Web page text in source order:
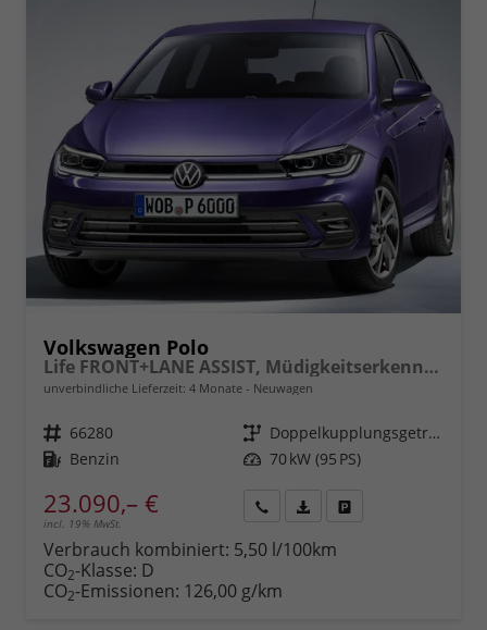
Volkswagen Polo
Life FRONT+LANE ASSIST, Müdigkeitserkennung, Berganfahrassistent, ISOFIX, eCall, LED, Digital Cockpit, App Connect, CLIMATIC, 15" ALU uvm.
unverbindliche Lieferzeit: 4 Monate Neuwagen
Fahrzeugnr. 66280 Getriebe
Doppelkupplungsgetriebe (DSG)
Kraftstoff Benzin Leistung 70 kW (95 PS)
23.090,– €
incl. 19% MwSt.
anfordern
Datei,
Verbrauch kombiniert: 5,50 l/100km
CO2-Klasse: D
CO2-Emissionen: 126,00 g/km